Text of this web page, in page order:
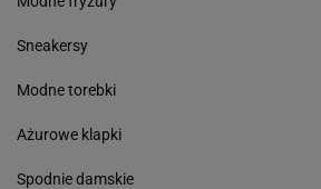
Sneakersy
Modne torebki
Ażurowe klapki
Spodnie damskie